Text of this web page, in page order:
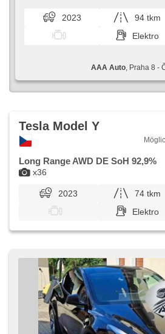
Lenkrad, Uhr Spur,
Seitenscheiben, Autoradio,
2023 94 tkm
Elektro
AAA Auto, Praha 8 -
x36
Tesla Model Y
Long Range AWD DE SoH 92,9%
2023 74 tkm
Elektro